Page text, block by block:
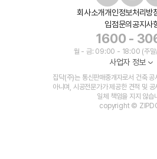
회사소개개인정보처리방
입점문의 공지사
1600 -
월 - 금: 09:00 - 18:00 (주말/
사업자 정보
집닥(주)는 통신판매중개자로서 건축
아니며, 시공전문가가 제공한 견적 및
일체 책임을 지지 않습
copyright ©